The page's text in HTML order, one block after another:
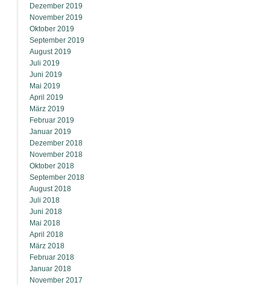
Dezember 2019
November 2019
Oktober 2019
September 2019
August 2019
Juli 2019
Juni 2019
Mai 2019
April 2019
März 2019
Februar 2019
Januar 2019
Dezember 2018
November 2018
Oktober 2018
September 2018
August 2018
Juli 2018
Juni 2018
Mai 2018
April 2018
März 2018
Februar 2018
Januar 2018
November 2017